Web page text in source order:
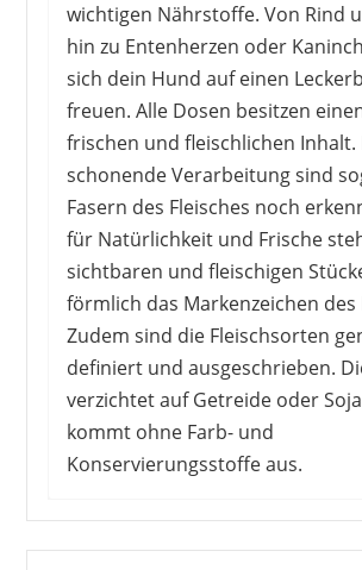
wichtigen Nährstoffe. Von Rind
hin zu Entenherzen oder
sich dein Hund auf einen
freuen. Alle Dosen besitzen
frischen und fleischlichen
schonende Verarbeitung sind
Fasern des Fleisches noch
für Natürlichkeit und Frische
sichtbaren und fleischigen
förmlich das Markenzeichen des
Zudem sind die Fleischsorten
definiert und ausgeschrieben.
verzichtet auf Getreide oder
kommt ohne Farb- und
Konservierungsstoffe aus.